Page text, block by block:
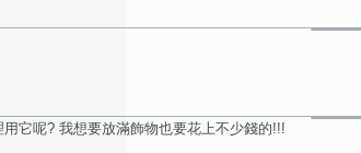
它呢? 我想要放滿飾物也要花上不少錢的!!!